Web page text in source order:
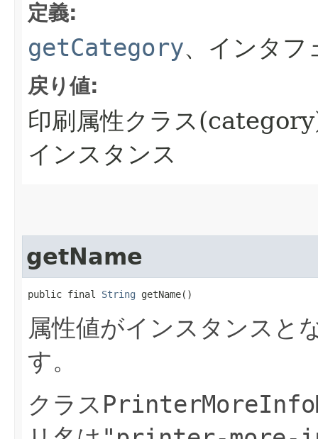
定義:
getCategory、インタ
戻り値:
印刷属性クラス
インスタンス
getName
public final String getName()
属性値がインスタンスと
す。
クラス